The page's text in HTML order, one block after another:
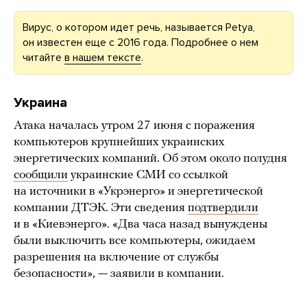
Вирус, о котором идет речь, называется Petya,
он известен еще с 2016 года. Подробнее о нем
читайте в нашем тексте.
Украина
Атака началась утром 27 июня с поражения
компьютеров крупнейших украинских
энергетических компаний. Об этом около полудня
сообщили украинские СМИ со ссылкой
на источники в «Укрэнерго» и энергетической
компании ДТЭК. Эти сведения подтвердили
и в «Киевэнерго». «Два часа назад вынуждены
были выключить все компьютеры, ожидаем
разрешения на включение от службы
безопасности», — заявили в компании.